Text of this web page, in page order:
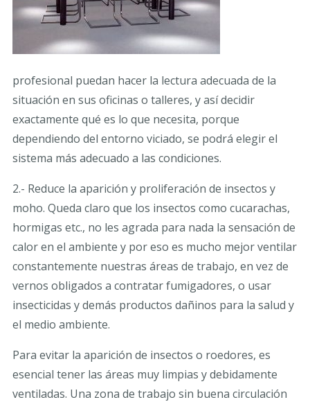
profesional puedan hacer la lectura adecuada de la
situación en sus oficinas o talleres, y así decidir
exactamente qué es lo que necesita, porque
dependiendo del entorno viciado, se podrá elegir el
sistema más adecuado a las condiciones.
2.- Reduce la aparición y proliferación de insectos y
moho. Queda claro que los insectos como cucarachas,
hormigas etc., no les agrada para nada la sensación de
calor en el ambiente y por eso es mucho mejor ventilar
constantemente nuestras áreas de trabajo, en vez de
vernos obligados a contratar fumigadores, o usar
insecticidas y demás productos dañinos para la salud y
el medio ambiente.
Para evitar la aparición de insectos o roedores, es
esencial tener las áreas muy limpias y debidamente
ventiladas. Una zona de trabajo sin buena circulación